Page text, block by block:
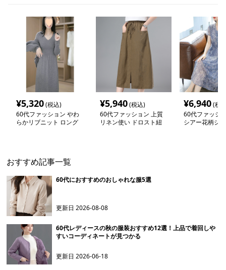
¥5,320(税込)
60代ファッション やわ
らかリブニット ロング
¥5,940(税込)
60代ファッション 上質
リネン使い ドロスト紐
¥6,940(税
60代ファッシ
シアー花柄シ
おすすめ記事一覧
60代におすすめのおしゃれな服5選
更新日2026-08-08
60代レディースの秋の服装おすすめ12選！上品で着回しや
すいコーディネートが見つかる
更新日2026-06-18